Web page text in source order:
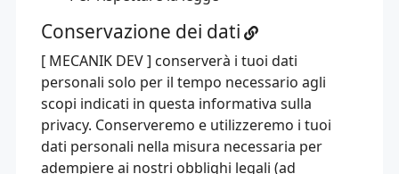
Conservazione dei dati
[ MECANIK DEV ] conserverà i tuoi dati
personali solo per il tempo necessario agli
scopi indicati in questa informativa sulla
privacy. Conserveremo e utilizzeremo i tuoi
dati personali nella misura necessaria per
adempiere ai nostri obblighi legali (ad